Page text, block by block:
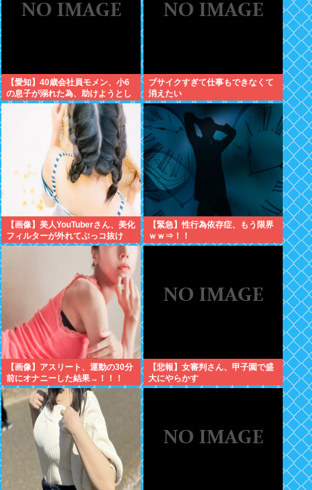
【愛知】40歳会社員モメン、小6
の息子が溺れた為、助けようとし
て溺れる なお息子は妻が救出
ブサイクすぎて仕事もできなくて
消えたい
【画像】美人YouTuberさん、美化
フィルターが外れてぶっコ抜け
www
【緊急】性行為依存症、もう限界
ｗｗ⇒！！
【画像】アスリート、運動の30分
前にオナニーした結果→！！！
【悲報】女審判さん、甲子園で盛
大にやらかす